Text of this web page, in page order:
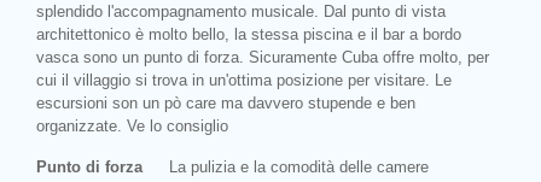
splendido l'accompagnamento musicale. Dal punto di vista
architettonico è molto bello, la stessa piscina e il bar a bordo
vasca sono un punto di forza. Sicuramente Cuba offre molto, per
cui il villaggio si trova in un'ottima posizione per visitare. Le
escursioni son un pò care ma davvero stupende e ben
organizzate. Ve lo consiglio
Punto di forza
La pulizia e la comodità delle camere